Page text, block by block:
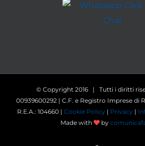
© Copyright 2016 | Tutti i diritti
00939600292 | C.F. e Registro Imprese di
R.E.A.: 104660 | Cookie Policy | Privacy |
Made with
by